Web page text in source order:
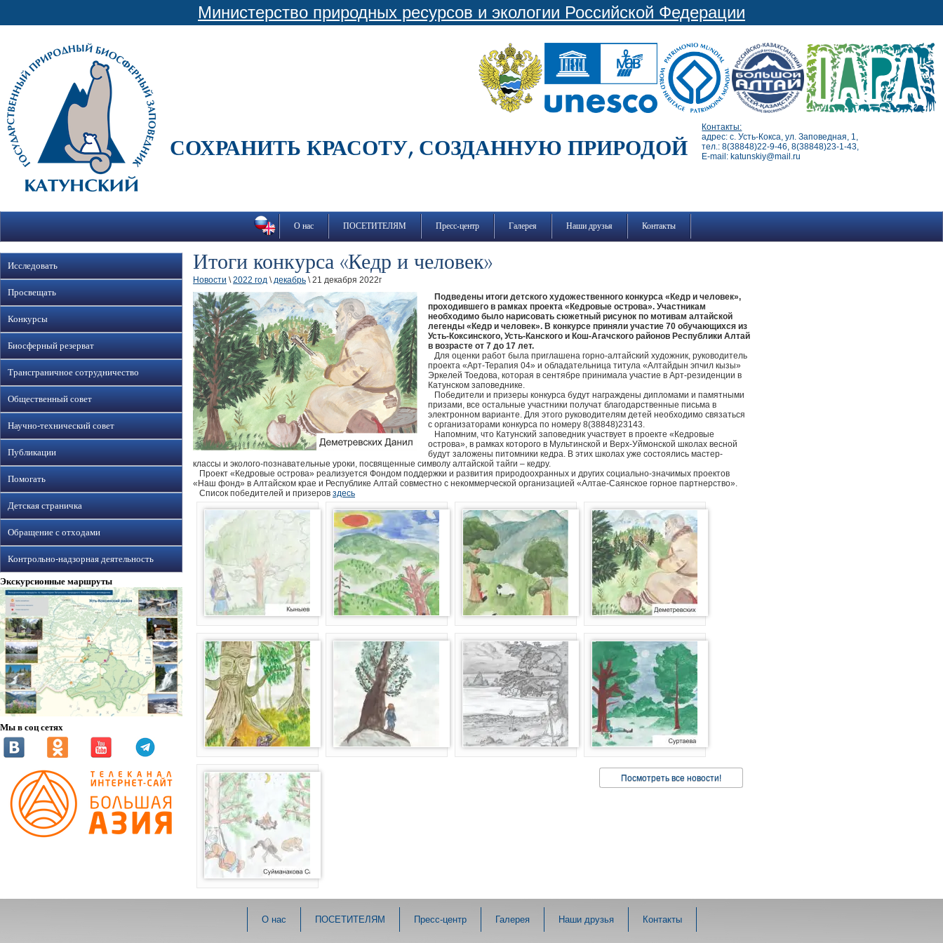
Министерство природных ресурсов и экологии Российской Федерации
СОХРАНИТЬ КРАСОТУ, СОЗДАННУЮ ПРИРОДОЙ
Контакты:
адрес: с. Усть-Кокса, ул. Заповедная, 1,
тел.: 8(38848)22-9-46, 8(38848)23-1-43,
E-mail: katunskiy@mail.ru
О нас ПОСЕТИТЕЛЯМ Пресс-центр Галерея Наши друзья Контакты
Исследовать
Просвещать
Конкурсы
Биосферный резерват
Трансграничное сотрудничество
Общественный совет
Научно-технический совет
Публикации
Помогать
Детская страничка
Обращение с отходами
Контрольно-надзорная деятельность
Экскурсионные маршруты
Мы в соц сетях
Итоги конкурса «Кедр и человек»
Новости \2022 год \декабрь \ 21 декабря 2022г
Подведены итоги детского художественного конкурса «Кедр и человек»,
проходившего в рамках проекта «Кедровые острова». Участникам
необходимо было нарисовать сюжетный рисунок по мотивам алтайской
легенды «Кедр и человек». В конкурсе приняли участие 70 обучающихся из
Усть-Коксинского, Усть-Канского и Кош-Агачского районов Республики Алтай
в возрасте от 7 до 17 лет.
Для оценки работ была приглашена горно-алтайский художник, руководитель
проекта «Арт-Терапия 04» и обладательница титула «Алтайдын эпчил кызы»
Эркелей Тоедова, которая в сентябре принимала участие в Арт-резиденции в
Катунском заповеднике.
Победители и призеры конкурса будут награждены дипломами и памятными
призами, все остальные участники получат благодарственные письма в
электронном варианте. Для этого руководителям детей необходимо связаться
с организаторами конкурса по номеру 8(38848)23143.
Напомним, что Катунский заповедник участвует в проекте «Кедровые
острова», в рамках которого в Мультинской и Верх-Уймонской школах весной
будут заложены питомники кедра. В этих школах уже состоялись мастер-
классы и эколого-познавательные уроки, посвященные символу алтайской тайги – кедру.
Проект «Кедровые острова» реализуется Фондом поддержки и развития природоохранных и других социально-значимых проектов
«Наш фонд» в Алтайском крае и Республике Алтай совместно с некоммерческой организацией «Алтае-Саянское горное партнерство».
Список победителей и призеров здесь
Посмотреть все новости!
О нас ПОСЕТИТЕЛЯМ Пресс-центр Галерея Наши друзья Контакты